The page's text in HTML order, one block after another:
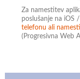
Za namestitev
poslušanje na iOS
telefonu ali
(Progresivna Web